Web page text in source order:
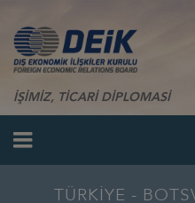
İŞİMİZ, TİCARİ DİPLOMASİ
TÜRKİYE -